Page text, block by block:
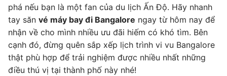
phá nếu bạn là một fan của du lịch Ấn Độ. Hãy nhanh
tay săn vé máy bay đi Bangalore ngay từ hôm nay để
nhận về cho mình nhiều ưu đãi hiếm có khó tìm. Bên
cạnh đó, đừng quên sắp xếp lịch trình vi vu Bangalore
thật phù hợp để trải nghiệm được nhiều nhất những
điều thú vị tại thành phố này nhé!